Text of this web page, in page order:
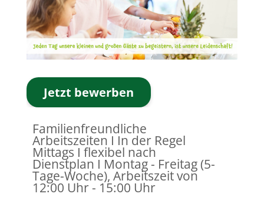
Jetzt bewerben
Familienfreundliche
Arbeitszeiten I In der Regel
Mittags I flexibel nach
Dienstplan I Montag - Freitag (5-
Tage-Woche), Arbeitszeit von
12:00 Uhr - 15:00 Uhr